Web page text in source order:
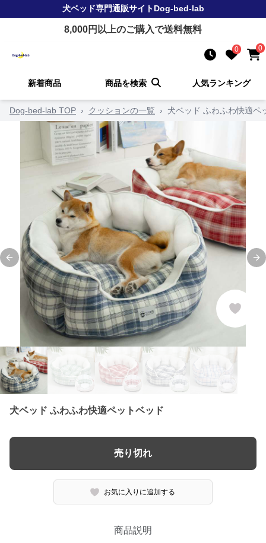
犬ベッド専門通販サイトDog-bed-lab
8,000円以上のご購入で送料無料
0 0
新着商品 商品を検索 人気ランキング
Dog-bed-lab TOP › クッションの一覧 › 犬ベッド ふわふわ快適ペ
Previous slide
犬ベッド ふわふわ快適ペットベッド
売り切れ
お気に入りに追加する
商品説明